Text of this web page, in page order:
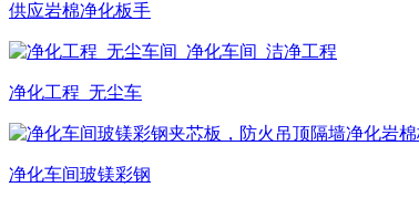
供应岩棉净化板手
净化工程_无尘车
净化车间玻镁彩钢